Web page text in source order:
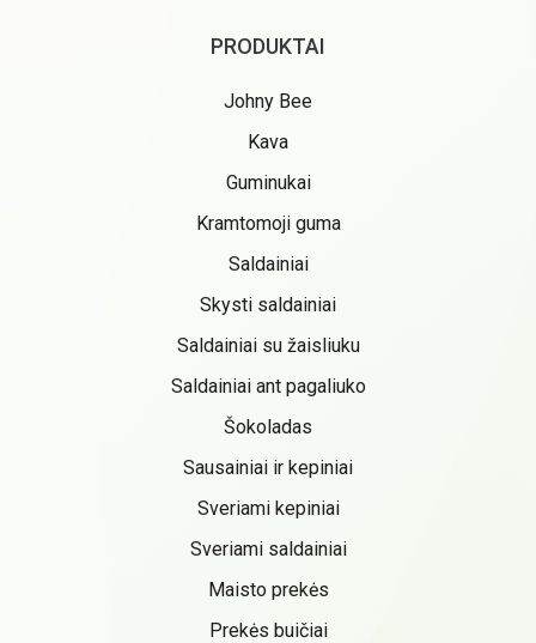
PRODUKTAI
Johny Bee
Kava
Guminukai
Kramtomoji guma
Saldainiai
Skysti saldainiai
Saldainiai su žaisliuku
Saldainiai ant pagaliuko
Šokoladas
Sausainiai ir kepiniai
Sveriami kepiniai
Sveriami saldainiai
Maisto prekės
Prekės buičiai